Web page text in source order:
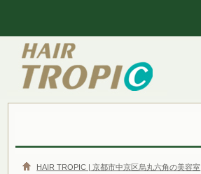
HAIR TROPIC | 京都市中京区烏丸六角の美容室